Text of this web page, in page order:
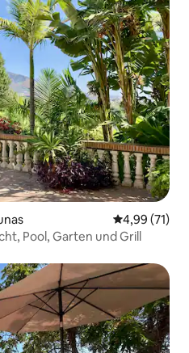
4,99 (71)
Pool, Garten und Grill